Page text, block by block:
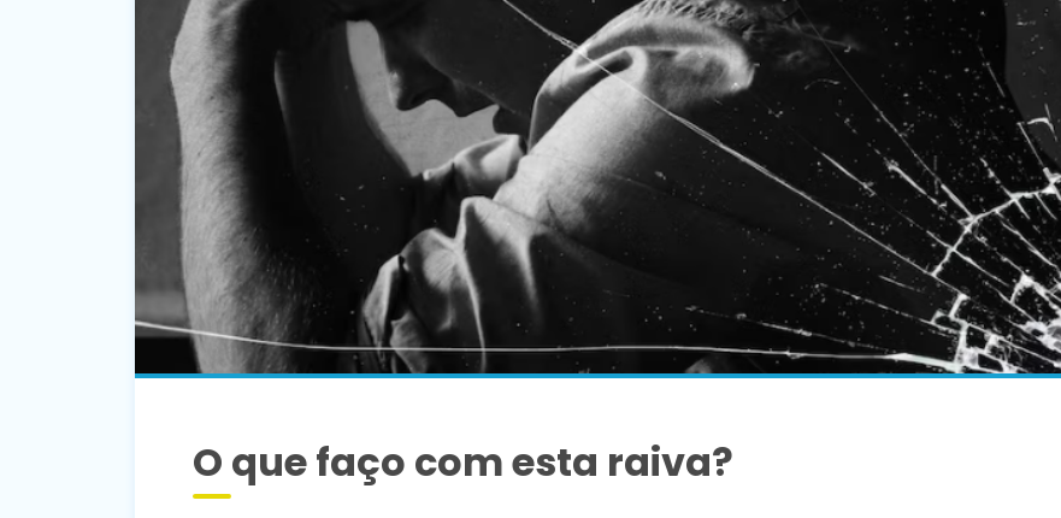
O que faço com esta raiva?